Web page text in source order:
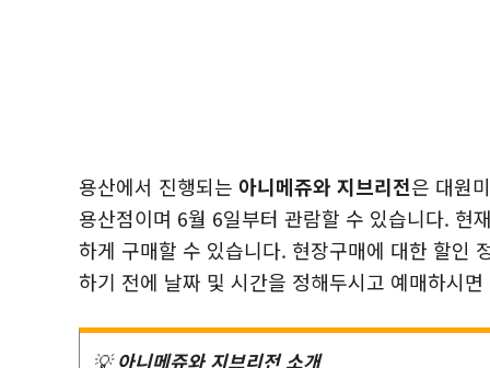
용산에서 진행되는 아니메쥬와 지브리전은 대원
용산점이며 6월 6일부터 관람할 수 있습니다. 현
하게 구매할 수 있습니다. 현장구매에 대한 할인
하기 전에 날짜 및 시간을 정해두시고 예매하시
💡아니메쥬와 지브리전 소개